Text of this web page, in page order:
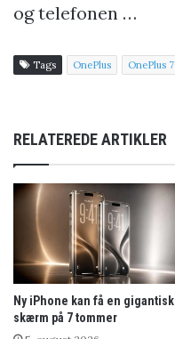
og telefonen …
Tags OnePlus OnePlus 7
RELATEREDE ARTIKLER
Ny iPhone kan få en gigantisk
skærm på 7 tommer